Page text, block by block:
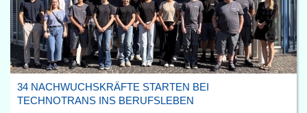
34 NACHWUCHSKRÄFTE STARTEN BEI
TECHNOTRANS INS BERUFSLEBEN